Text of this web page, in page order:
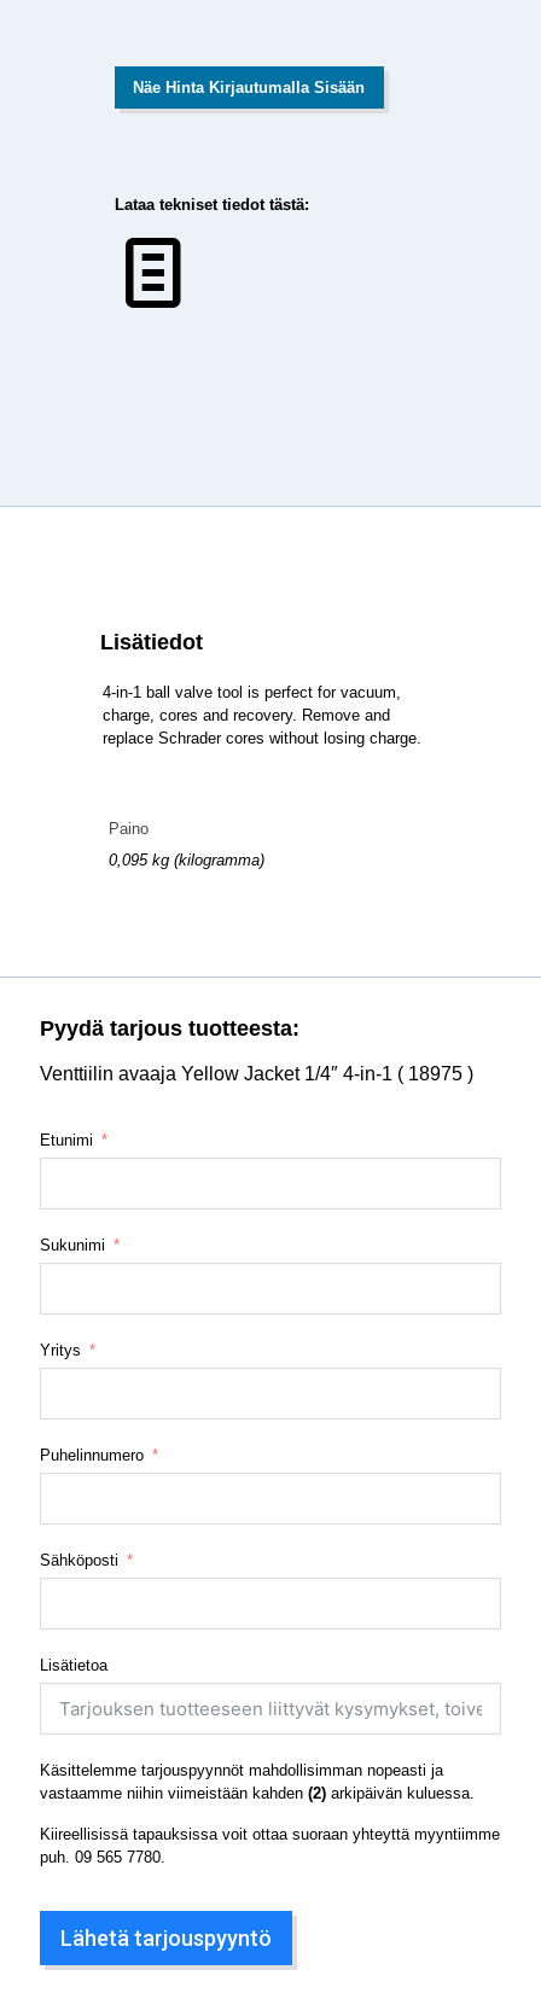
Näe Hinta Kirjautumalla Sisään
Lataa tekniset tiedot tästä:
Lisätiedot
4-in-1 ball valve tool is perfect for vacuum,
charge, cores and recovery. Remove and
replace Schrader cores without losing charge.
Paino
0,095 kg (kilogramma)
Pyydä tarjous tuotteesta:
Venttiilin avaaja Yellow Jacket 1/4″ 4-in-1 ( 18975 )
Etunimi
Sukunimi
Yritys
Puhelinnumero
Sähköposti
Lisätietoa
Käsittelemme tarjouspyynnöt mahdollisimman nopeasti ja
vastaamme niihin viimeistään kahden (2) arkipäivän kuluessa.
Kiireellisissä tapauksissa voit ottaa suoraan yhteyttä myyntiimme
puh. 09 565 7780
Lähetä tarjouspyyntö